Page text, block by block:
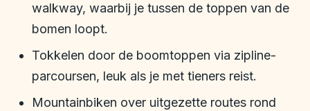
walkway, waarbij je tussen de toppen van de
bomen loopt.
Tokkelen door de boomtoppen via zipline-
parcoursen, leuk als je met tieners reist.
Mountainbiken over uitgezette routes rond